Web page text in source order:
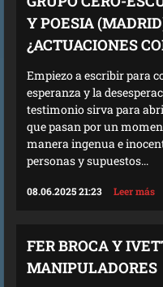
Y POESIA
¿ACTUACIONES
Empiezo a escribir para
esperanza y la
testimonio sirva para
que pasan por un
manera ingenua e
personas y supuestos...
08.06.2025 21:23 Leer más
FER BROCA Y
MANIPULADORES